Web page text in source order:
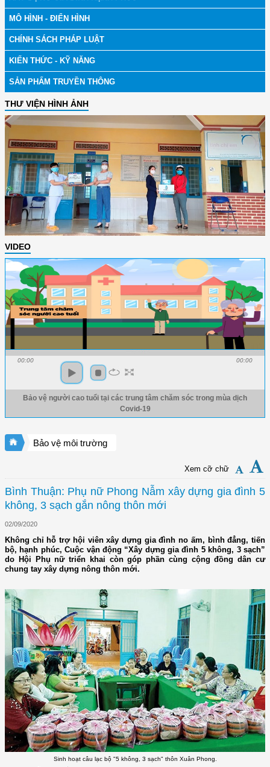
MÔ HÌNH - ĐIỂN HÌNH
CHÍNH SÁCH PHÁP LUẬT
KIẾN THỨC - KỸ NĂNG
SẢN PHẨM TRUYỀN THÔNG
THƯ VIỆN HÌNH ẢNH
VIDEO
00:00 00:00
Bảo vệ người cao tuổi tại các trung tâm chăm sóc trong mùa dịch
Covid-19
Bảo vệ môi trường
Xem cỡ chữ
Bình Thuận: Phụ nữ Phong Nẫm xây dựng gia đình 5
không, 3 sạch gắn nông thôn mới
02/09/2020
Không chỉ hỗ trợ hội viên xây dựng gia đình no ấm, bình đẳng, tiến
bộ, hạnh phúc, Cuộc vận động “Xây dựng gia đình 5 không, 3 sạch”
do Hội Phụ nữ triển khai còn góp phần cùng cộng đồng dân cư
chung tay xây dựng nông thôn mới.
Sinh hoạt câu lạc bộ "5 không, 3 sạch" thôn Xuân Phong.